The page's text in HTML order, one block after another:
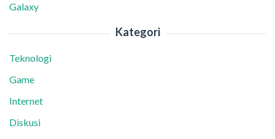
Galaxy
Kategori
Teknologi
Game
Internet
Diskusi